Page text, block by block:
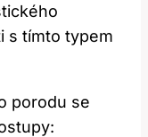
s tímto typem
porodu se